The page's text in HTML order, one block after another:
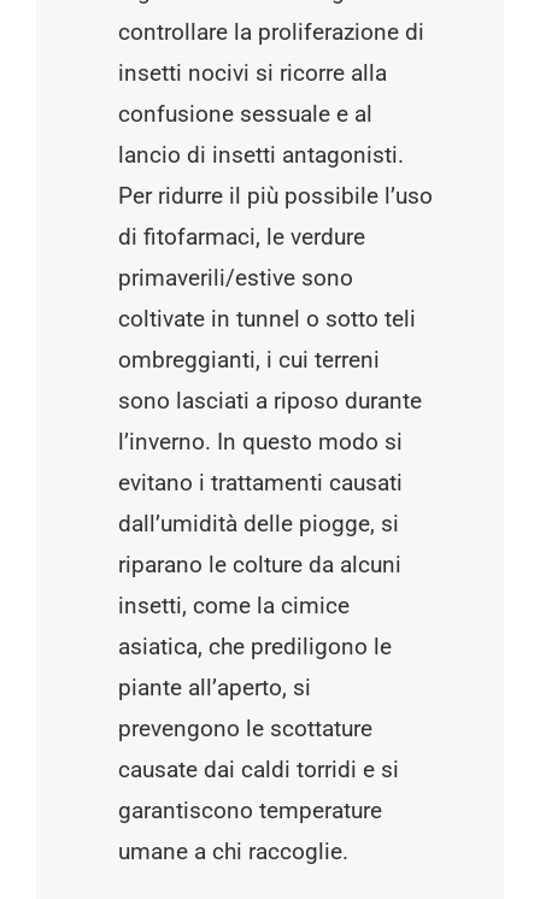
controllare la proliferazione di
insetti nocivi si ricorre alla
confusione sessuale e al
lancio di insetti antagonisti.
Per ridurre il più possibile l’uso
di fitofarmaci, le verdure
primaverili/estive sono
coltivate in tunnel o sotto teli
ombreggianti, i cui terreni
sono lasciati a riposo durante
l’inverno. In questo modo si
evitano i trattamenti causati
dall’umidità delle piogge, si
riparano le colture da alcuni
insetti, come la cimice
asiatica, che prediligono le
piante all’aperto, si
prevengono le scottature
causate dai caldi torridi e si
garantiscono temperature
umane a chi raccoglie.